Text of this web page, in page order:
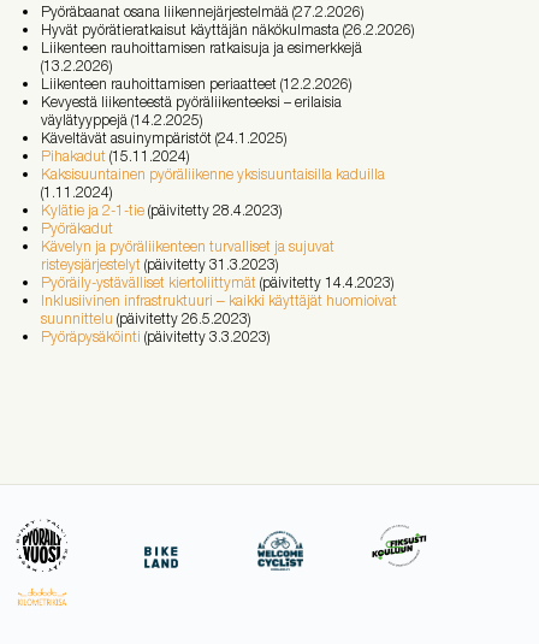
Pyöräbaanat osana liikennejärjestelmää (27.2.2026)
Hyvät pyörätieratkaisut käyttäjän näkökulmasta (26.2.2026)
Liikenteen rauhoittamisen ratkaisuja ja esimerkkejä
(13.2.2026)
Liikenteen rauhoittamisen periaatteet (12.2.2026)
Kevyestä liikenteestä pyöräliikenteeksi – erilaisia
väylätyyppejä (14.2.2025)
Käveltävät asuinympäristöt (24.1.2025)
Pihakadut (15.11.2024)
Kaksisuuntainen pyöräliikenne yksisuuntaisilla kaduilla
(1.11.2024)
Kylätie ja2-1-tie (päivitetty 28.4.2023)
Pyöräkadut
Kävelyn ja pyöräliikenteen turvalliset ja sujuvat
risteysjärjestelyt (päivitetty 31.3.2023)
Pyöräily-ystävälliset kiertoliittymät (päivitetty 14.4.2023)
Inklusiivinen infrastruktuuri ‒ kaikki käyttäjät huomioivat
suunnittelu (päivitetty 26.5.2023)
Pyöräpysäköinti (päivitetty 3.3.2023)